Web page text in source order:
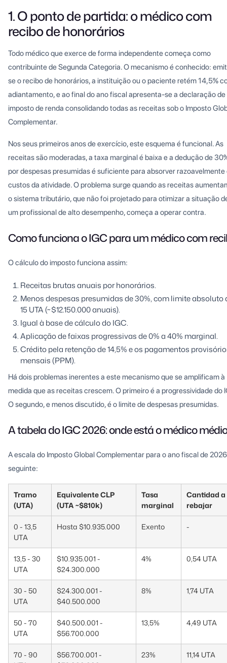
1. O ponto de partida: o médico com
recibo de honorários
Todo médico que exerce de forma independente começa como
contribuinte de Segunda Categoria. O mecanismo é conhecido:
se o recibo de honorários, a instituição ou o paciente retém 14,5%
adiantamento, e ao final do ano fiscal apresenta-se a declaração de
imposto de renda consolidando todas as receitas sob o Imposto
Complementar.
Nos seus primeiros anos de exercício, este esquema é funcional. As
receitas são moderadas, a taxa marginal é baixa e a dedução de
por despesas presumidas é suficiente para absorver razoavelmente
custos da atividade. O problema surge quando as receitas
o sistema tributário, que não foi projetado para otimizar a situação
um profissional de alto desempenho, começa a operar contra.
Como funciona o IGC para um médico com
O cálculo do imposto funciona assim:
Receitas brutas anuais por honorários.
Menos despesas presumidas de 30%, com limite absoluto
15 UTA (~$12.150.000 anuais).
Igual à base de cálculo do IGC.
Aplicação de faixas progressivas de 0% a 40% marginal.
Crédito pela retenção de 14,5% e os pagamentos
mensais (PPM).
Há dois problemas inerentes a este mecanismo que se amplificam à
medida que as receitas crescem. O primeiro é a progressividade do
O segundo, e menos discutido, é o limite de despesas presumidas.
A tabela do IGC 2026: onde está o médico médio
A escala do Imposto Global Complementar para o ano fiscal de
seguinte:
Tramo
(UTA)
Equivalente CLP
(UTA ~$810k)
Tasa
marginal
Cantidad a
rebajar
0 - 13,5
UTA
Hasta $10.935.000 Exento -
13,5 - 30
UTA
$10.935.001 -
$24.300.000
4% 0,54 UTA
30 - 50
UTA
$24.300.001 -
$40.500.000
8% 1,74 UTA
50 - 70
UTA
$40.500.001 -
$56.700.000
13,5% 4,49 UTA
70 - 90
$56.700.001 -
23% 11,14 UTA